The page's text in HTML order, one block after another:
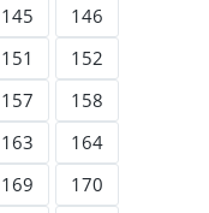
145
146
151
152
157
158
163
164
169
170